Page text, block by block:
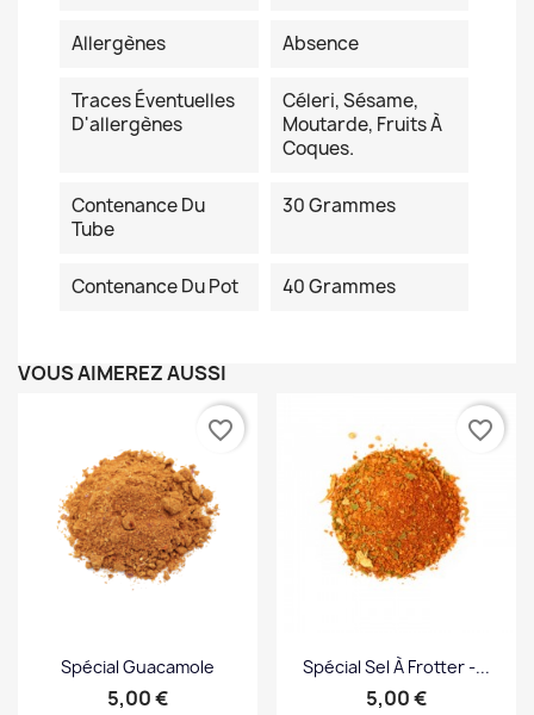
Allergènes Absence
Traces Éventuelles
D'allergènes
Céleri, Sésame,
Moutarde, Fruits À
Coques.
Contenance Du
Tube
30 Grammes
Contenance Du Pot 40 Grammes
VOUS AIMEREZ AUSSI
Spécial Guacamole
Prix
5,00 €
favorite_border
Spécial Sel À Frotter -...
Prix
5,00 €
favorite_border